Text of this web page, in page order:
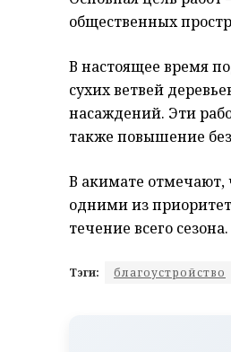
общественных
В настоящее время
сухих ветвей
насаждений. Эти
также повышение
В акимате отмечают,
одними из
течение всего сезона.
Тэги: благоустройство